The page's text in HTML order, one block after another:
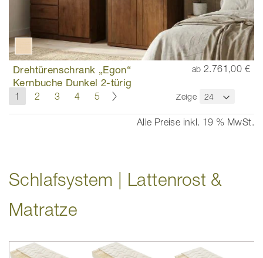
Drehtürenschrank „Egon“
Kernbuche Dunkel 2-türig
ab 2.761,00 €
Seite
Sie
lesen
gerade
1 Seite
2 Seite
3 Seite
4 Seite
5 Zeige
Alle Preise inkl. 19 % MwSt.
Schlafsystem | Lattenrost &
Matratze